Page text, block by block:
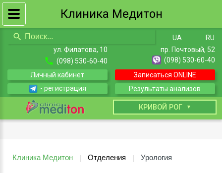
UA
RU
ул. Филатова, 10
(098) 530-60-40
пр. Почтовый, 52
(098) 530-60-40
Личный кабинет
- регистрация
Записаться ONLINE
Результаты анализов
КРИВОЙ РОГ
Клиника Медитон | Отделения | Урология
Клиника Медитон